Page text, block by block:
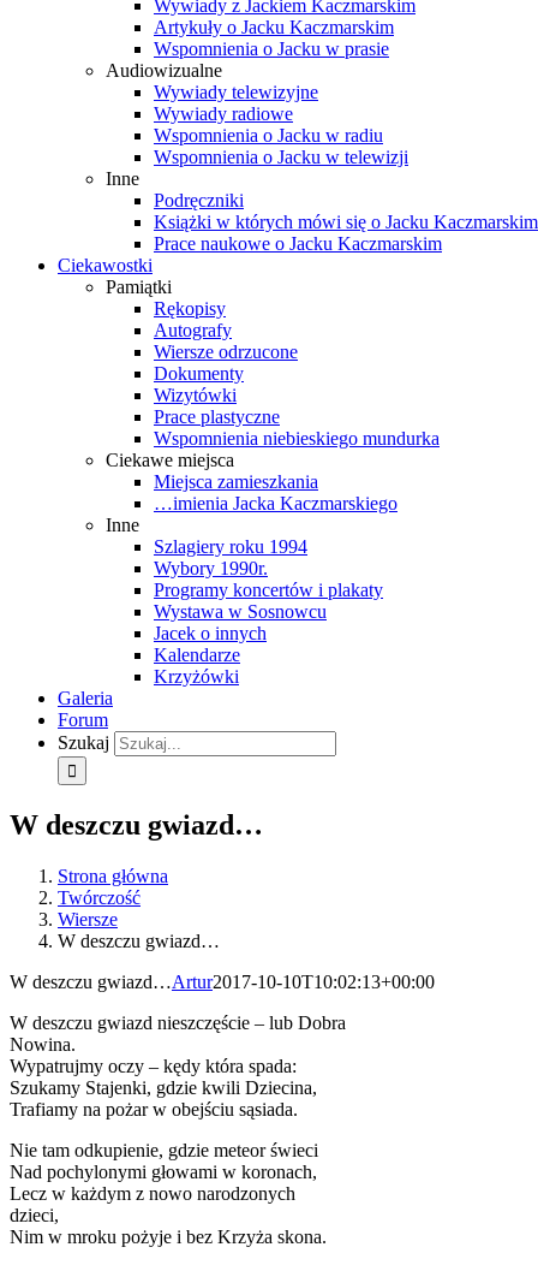
Wywiady z Jackiem Kaczmarskim
Artykuły o Jacku Kaczmarskim
Wspomnienia o Jacku w prasie
Audiowizualne
Wywiady telewizyjne
Wywiady radiowe
Wspomnienia o Jacku w radiu
Wspomnienia o Jacku w telewizji
Inne
Podręczniki
Książki w których mówi się o Jacku Kaczmarskim
Prace naukowe o Jacku Kaczmarskim
Ciekawostki
Pamiątki
Rękopisy
Autografy
Wiersze odrzucone
Dokumenty
Wizytówki
Prace plastyczne
Wspomnienia niebieskiego mundurka
Ciekawe miejsca
Miejsca zamieszkania
…imienia Jacka Kaczmarskiego
Inne
Szlagiery roku 1994
Wybory 1990r.
Programy koncertów i plakaty
Wystawa w Sosnowcu
Jacek o innych
Kalendarze
Krzyżówki
Galeria
Forum
Szukaj
W deszczu gwiazd…
Strona główna
Twórczość
Wiersze
W deszczu gwiazd…
W deszczu gwiazd…Artur2017-10-10T10:02:13+00:00
W deszczu gwiazd nieszczęście – lub Dobra
Nowina.
Wypatrujmy oczy – kędy która spada:
Szukamy Stajenki, gdzie kwili Dziecina,
Trafiamy na pożar w obejściu sąsiada.
Nie tam odkupienie, gdzie meteor świeci
Nad pochylonymi głowami w koronach,
Lecz w każdym z nowo narodzonych
dzieci,
Nim w mroku pożyje i bez Krzyża skona.